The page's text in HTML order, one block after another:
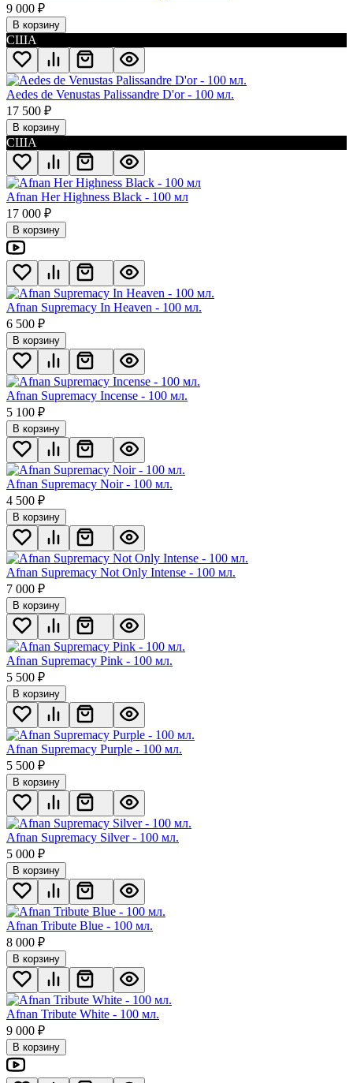
9 000 ₽
В корзину
США
Aedes de Venustas Palissandre D'or - 100 мл.
17 500 ₽
В корзину
США
Afnan Her Highness Black - 100 мл
17 000 ₽
В корзину
Afnan Supremacy In Heaven - 100 мл.
6 500 ₽
В корзину
Afnan Supremacy Incense - 100 мл.
5 100 ₽
В корзину
Afnan Supremacy Noir - 100 мл.
4 500 ₽
В корзину
Afnan Supremacy Not Only Intense - 100 мл.
7 000 ₽
В корзину
Afnan Supremacy Pink - 100 мл.
5 500 ₽
В корзину
Afnan Supremacy Purple - 100 мл.
5 500 ₽
В корзину
Afnan Supremacy Silver - 100 мл.
5 000 ₽
В корзину
Afnan Tribute Blue - 100 мл.
8 000 ₽
В корзину
Afnan Tribute White - 100 мл.
9 000 ₽
В корзину